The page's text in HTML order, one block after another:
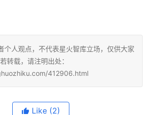
个人观点，不代表星火智库立场，仅供大家
转载，请注明出处：
412906.html
Like (2)